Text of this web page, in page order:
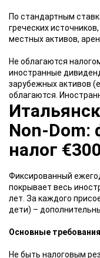
По стандартным
греческих
местных активов,
Не облагаются
иностранные
зарубежных активов
облагаются.
Non-Dom:
налог
Фиксированный
покрывает весь
лет. За каждого
дети) –
Основные требования
Не быть налоговым